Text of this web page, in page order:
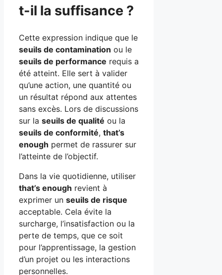
t-il la suffisance ?
Cette expression indique que le
seuils de contamination ou le
seuils de performance requis a
été atteint. Elle sert à valider
qu’une action, une quantité ou
un résultat répond aux attentes
sans excès. Lors de discussions
sur la seuils de qualité ou la
seuils de conformité, that’s
enough permet de rassurer sur
l’atteinte de l’objectif.
Dans la vie quotidienne, utiliser
that’s enough revient à
exprimer un seuils de risque
acceptable. Cela évite la
surcharge, l’insatisfaction ou la
perte de temps, que ce soit
pour l’apprentissage, la gestion
d’un projet ou les interactions
personnelles.